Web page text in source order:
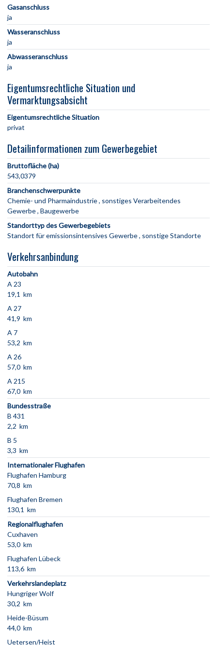
Gasanschluss
ja
Wasseranschluss
ja
Abwasseranschluss
ja
Eigentumsrechtliche Situation und
Vermarktungsabsicht
Eigentumsrechtliche Situation
privat
Detailinformationen zum Gewerbegebiet
Bruttofläche (ha)
543,0379
Branchenschwerpunkte
Chemie- und Pharmaindustrie sonstiges Verarbeitendes
Gewerbe Baugewerbe
Standorttyp des Gewerbegebiets
Standort für emissionsintensives Gewerbe sonstige Standorte
Verkehrsanbindung
Autobahn
A 23
19,1 km
A 27
41,9 km
A 7
53,2 km
A 26
57,0 km
A 215
67,0 km
Bundesstraße
B 431
2,2 km
B 5
3,3 km
Internationaler Flughafen
Flughafen Hamburg
70,8 km
Flughafen Bremen
130,1 km
Regionalflughafen
Cuxhaven
53,0 km
Flughafen Lübeck
113,6 km
Verkehrslandeplatz
Hungriger Wolf
30,2 km
Heide-Büsum
44,0 km
Uetersen/Heist